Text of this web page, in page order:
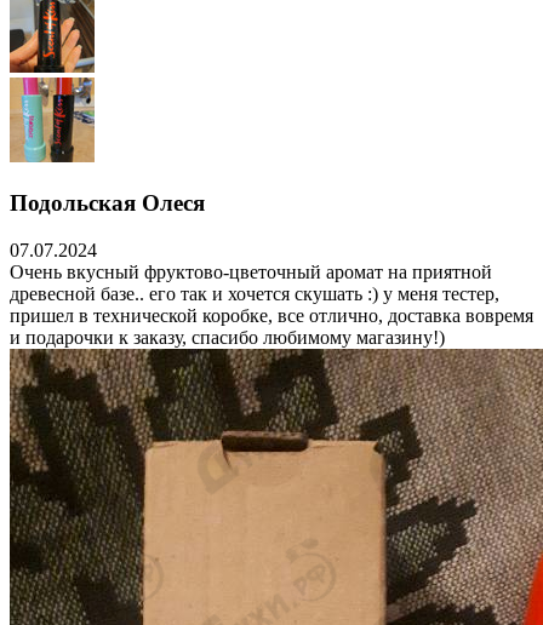
Подольская Олеся
07.07.2024
Очень вкусный фруктово-цветочный аромат на приятной
древесной базе.. его так и хочется скушать :) у меня тестер,
пришел в технической коробке, все отлично, доставка вовремя
и подарочки к заказу, спасибо любимому магазину!)